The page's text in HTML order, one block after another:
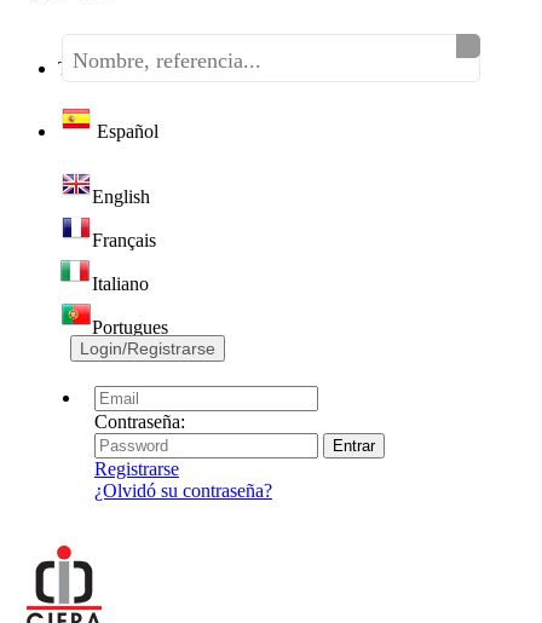
Teléfono:(+34) 968 320 046
Español
English
Français
Italiano
Portugues
Login/Registrarse
Contraseña:
Registrarse
¿Olvidó su contraseña?